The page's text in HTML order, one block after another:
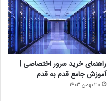
راهنمای خرید سرور اختصاصی |
آموزش جامع قدم به قدم
30 بهمن 1403